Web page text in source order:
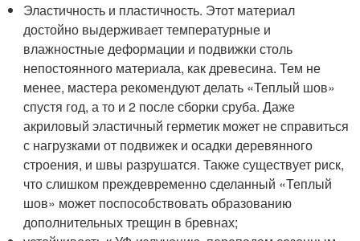
Эластичность и пластичность. Этот материал
достойно выдерживает температурные и
влажностные деформации и подвижки столь
непостоянного материала, как древесина. Тем не
менее, мастера рекомендуют делать «Теплый шов»
спустя год, а то и 2 после сборки сруба. Даже
акриловый эластичный герметик может не справиться
с нагрузками от подвижек и осадки деревянного
строения, и швы разрушатся. Также существует риск,
что слишком преждевременно сделанный «Теплый
шов» может поспособствовать образованию
дополнительных трещин в бревнах;